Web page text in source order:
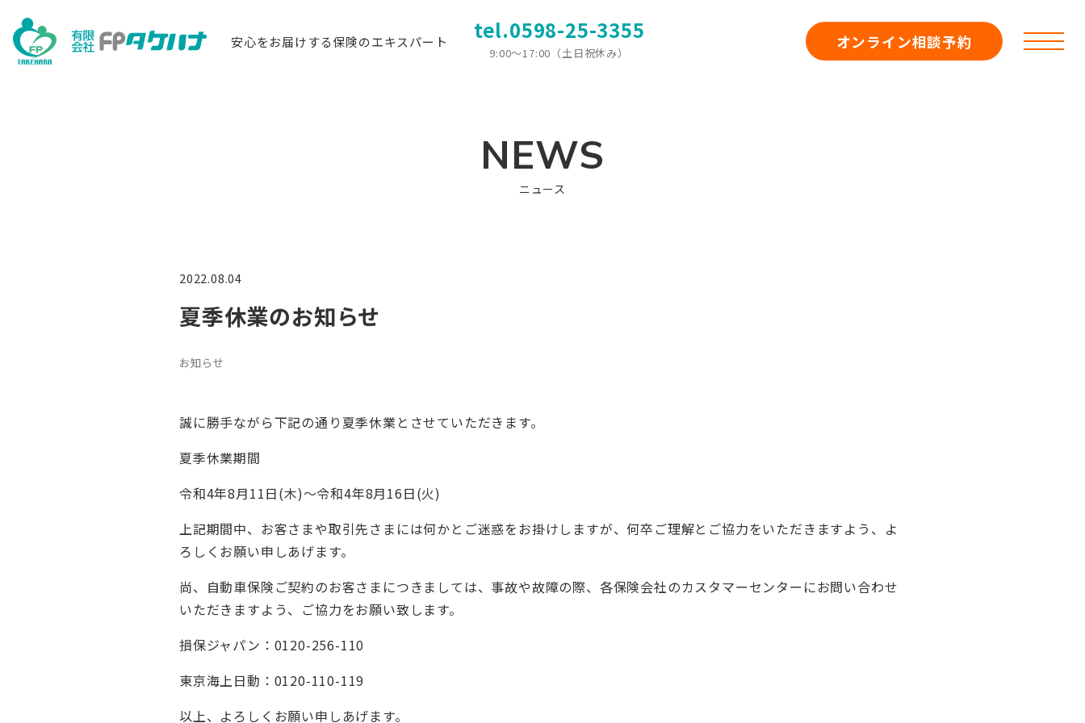
安心をお届けする保険のエキスパート tel.0598-25-3355
9:00〜17:00（土日祝休み）
オンライン相談予約
NEWS
ニュース
2022.08.04
夏季休業のお知らせ
お知らせ
誠に勝手ながら下記の通り夏季休業とさせていただきます。
夏季休業期間
令和4年8月11日(木)～令和4年8月16日(火)
上記期間中、お客さまや取引先さまには何かとご迷惑をお掛けしますが、何卒ご理解とご協力をいただきますよう、よ
ろしくお願い申しあげます。
尚、自動車保険ご契約のお客さまにつきましては、事故や故障の際、各保険会社のカスタマーセンターにお問い合わせ
いただきますよう、ご協力をお願い致します。
損保ジャパン：0120-256-110
東京海上日動：0120-110-119
以上、よろしくお願い申しあげます。